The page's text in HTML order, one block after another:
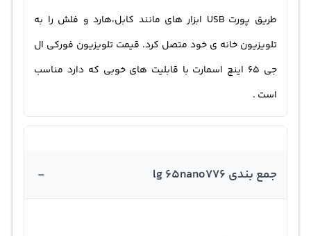
طریق پورت USB ابزار های مانند کابل،هارد و فلش را به
تلویزیون خانه ی خود متصل کرد. قیمت تلویزیون فورکی ال
جی 65 اینچ اسمارت با قابلیت های خوبی که دارد مناسب
است .
جمع بندی lg 65nano776 -